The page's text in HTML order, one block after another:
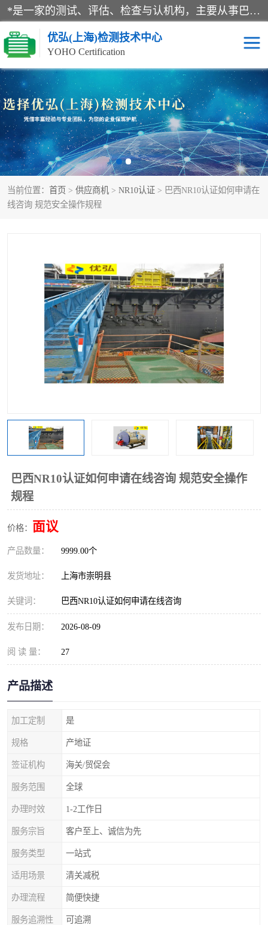
*是一家的测试、评估、检查与认机构，主要从事巴西NR10认证、NR12认证、NR13认证；ANATEL认证、INMTRO认证，欧盟CE认证：MD认证，PED认证，MID认证，ATEX认证，德国蓝色天使认证。
优弘(上海)检测技术中心
YOHO Certification
当前位置： 首页 > 供应商机 > NR10认证 > 巴西NR10认证如何申请在
线咨询 规范安全操作规程
巴西NR10认证如何申请在线咨询 规范安全操作
规程
价格： 面议
产品数量： 9999.00个
发货地址： 上海市崇明县
关键词： 巴西NR10认证如何申请在线咨询
发布日期： 2026-08-09
阅 读 量： 27
产品描述
加工定制 是
规格 产地证
签证机构 海关/贸促会
服务范围 全球
办理时效 1-2工作日
服务宗旨 客户至上、诚信为先
服务类型 一站式
适用场景 清关减税
办理流程 简便快捷
服务追溯性 可追溯
RECYCLASS认证 NR10认证
NR12认证 NR13认证
ART认证 巴西NR认证
巴西认证 RETIE认证